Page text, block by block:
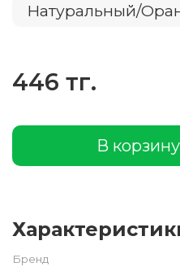
Натуральный/
446 тг.
В корзину
Бренд